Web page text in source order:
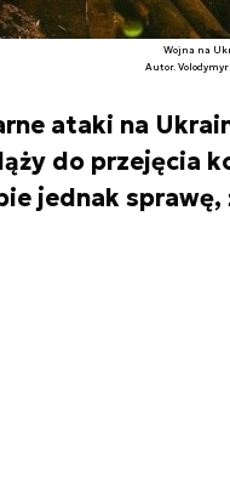
Wojna na
Autor.
ataki na
do przejęcia
jednak